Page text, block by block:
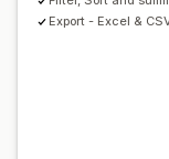
Tilordning av
Export - Excel &